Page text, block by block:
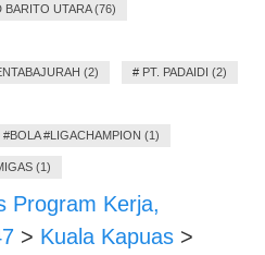
BARITO UTARA (76)
(2) # PT. PADAIDI (2)
#LIGACHAMPION (1)
(1)
Program Kerja,
> Kuala Kapuas >